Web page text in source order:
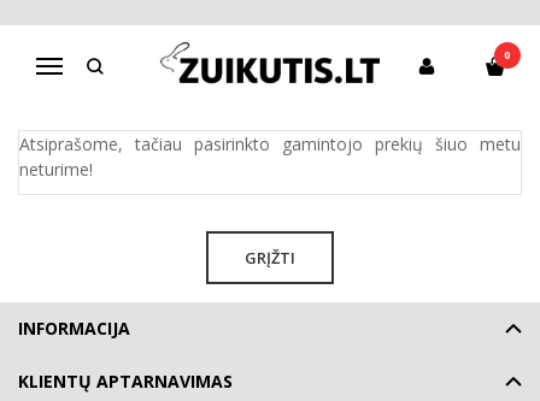
Navigacija
0
NOVA
Pagrindinis Pirkite pagal gamintoją Nova
Atsiprašome, tačiau pasirinkto gamintojo prekių šiuo metu
neturime!
GRĮŽTI
INFORMACIJA
KLIENTŲ APTARNAVIMAS